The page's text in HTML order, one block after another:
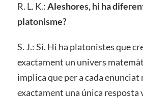
R. L. K.:Aleshores, hi ha
platonisme?
S. J.: Sí. Hi ha platonistes que
exactament un univers
implica que per a cada
exactament una única resposta